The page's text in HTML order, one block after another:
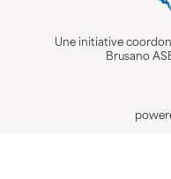
Une initiative
Brusano